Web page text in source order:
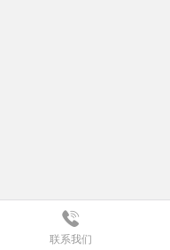
联系我们